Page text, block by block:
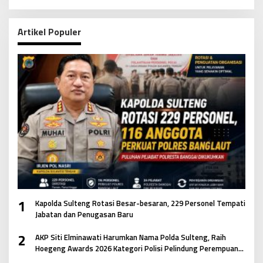
Artikel Populer
1
Kapolda Sulteng Rotasi Besar-besaran, 229 Personel Tempati
Jabatan dan Penugasan Baru
2
AKP Siti Elminawati Harumkan Nama Polda Sulteng, Raih
Hoegeng Awards 2026 Kategori Polisi Pelindung Perempuan